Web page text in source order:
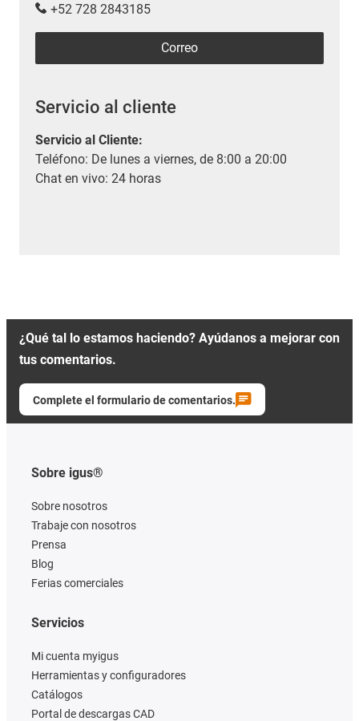
+52 728 2843185
Correo
Servicio al cliente
Servicio al Cliente:
Teléfono: De lunes a viernes, de 8:00 a 20:00
Chat en vivo: 24 horas
¿Qué tal lo estamos haciendo? Ayúdanos a mejorar con
tus comentarios.
Complete el formulario de comentarios.
Sobre igus®
Sobre nosotros
Trabaje con nosotros
Prensa
Blog
Ferias comerciales
Servicios
Mi cuenta myigus
Herramientas y configuradores
Catálogos
Portal de descargas CAD